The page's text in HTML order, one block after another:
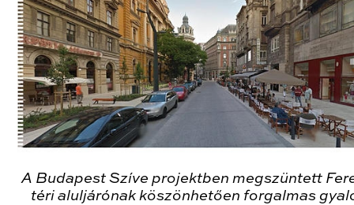
A Budapest Szíve projektben megszüntett
téri aluljárónak köszönhetően forgalmas